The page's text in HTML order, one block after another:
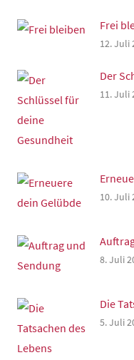
Frei
12. Juli
Der
11. Juli
10. Juli
8. Juli
Die
5. Juli